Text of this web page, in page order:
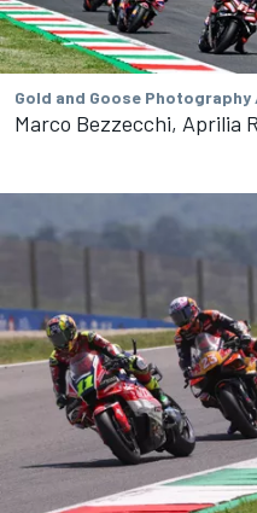
Gold and Goose Photography
Marco Bezzecchi, Aprilia